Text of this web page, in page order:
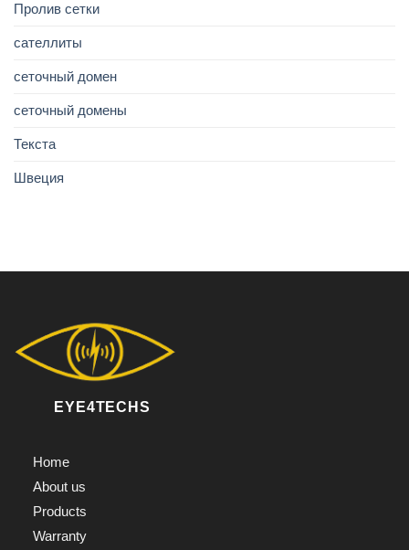
Пролив сетки
сателлиты
сеточный домен
сеточный домены
Текста
Швеция
EYE4TECHS
Home
About us
Products
Warranty